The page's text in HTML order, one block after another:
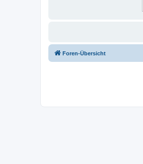
Foren-Übersicht